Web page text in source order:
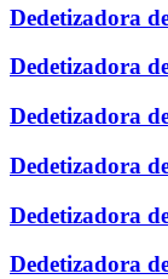
Dedetizadora
Dedetizadora
Dedetizadora
Dedetizadora
Dedetizadora
Dedetizadora